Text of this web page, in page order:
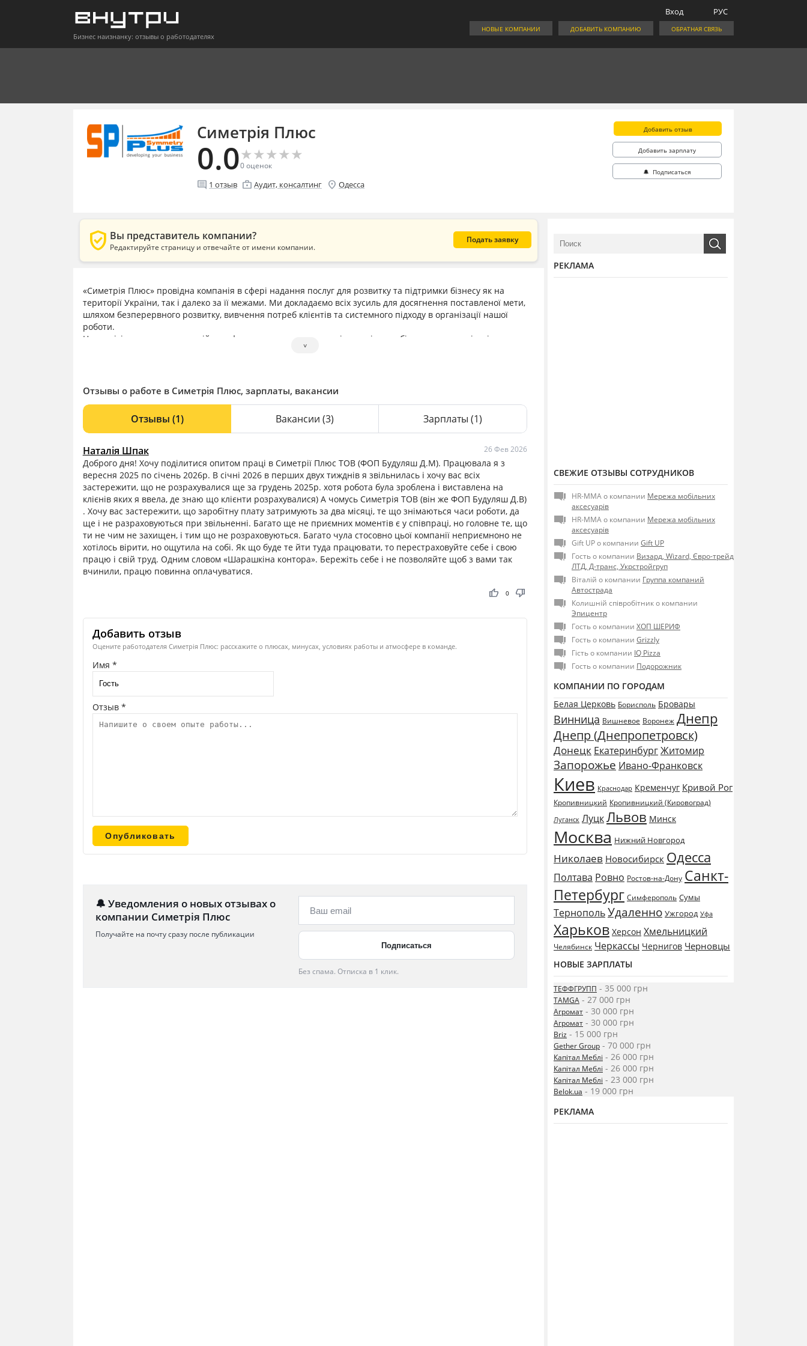
Бизнес наизнанку: отзывы о работодателях
РУС
Вход
ОБРАТНАЯ СВЯЗЬ
ДОБАВИТЬ КОМПАНИЮ
НОВЫЕ КОМПАНИИ
Симетрія Плюс
0.0★
★★
★★
★★
★★
★
0оценок
comment 1 отзыв enterprise Аудит, консалтинг location_on Одесса
Добавить отзыв
Добавить зарплату
🔔 Подписаться
verified_user Вы представитель компании?
Редактируйте страницу и отвечайте от имени компании.
Подать заявку
«Симетрія Плюс» провідна компанія в сфері надання послуг для розвитку та підтримки бізнесу як на
території України, так і далеко за її межами. Ми докладаємо всіх зусиль для досягнення поставленої мети,
шляхом безперервного розвитку, вивчення потреб клієнтів та системного підходу в організації нашої
роботи.
Наша місія — створення надійного фундаменту для розвитку і процвітання бізнесу наших клієнтів,
шляхом впровадження сучасних та ефективних бізнес-рішень.
реалізувати безліч цікавих проектів.
˅
Отзывы о работе в Симетрія Плюс, зарплаты, вакансии
Отзывы (1) Вакансии (3) Зарплаты (1)
Наталія Шпак 26 Фев 2026
Доброго дня! Хочу поділитися опитом праці в Симетрії Плюс ТОВ (ФОП Будуляш Д.М). Працювала я з
вересня 2025 по січень 2026р. В січні 2026 в перших двух тижднів я звільнилась і хочу вас всіх
застережити, що не розрахувалися ще за грудень 2025р. хотя робота була зроблена і виставлена на
клієнів яких я ввела, де знаю що клієнти розрахувалися) А чомусь Симетрія ТОВ (він же ФОП Будуляш Д.В)
. Хочу вас застережити, що заробітну плату затримують за два місяці, те що знімаються часи роботи, да
ще і не разраховуються при звільненні. Багато ще не приємних моментів є у співпраці, но головне те, що
ти не чим не захищен, і тим що не розраховуються. Багато чула стосовно цьої компанії неприємноно не
хотілось вірити, но ощутила на собі. Як що буде те йти туда працювати, то перестраховуйте себе і свою
працю і свій труд. Одним словом «Шарашкіна контора». Бережіть себе і не позволяйте щоб з вами так
вчинили, працю повинна оплачуватися.
thumb_up thumb_down
0
Добавить отзыв
Оцените работодателя Симетрія Плюс: расскажите о плюсах, минусах, условиях работы и атмосфере в команде.
Имя *
Отзыв *
🔔 Уведомления о новых отзывах о
компании Симетрія Плюс
Получайте на почту сразу после публикации
Без спама. Отписка в 1 клик.
РЕКЛАМА
СВЕЖИЕ ОТЗЫВЫ СОТРУДНИКОВ
HR-MMA о компании Мережа мобільних
аксесуарів
HR-MMA о компании Мережа мобільних
аксесуарів
Gift UP о компании Gift UP
Гость о компании Визард, Wizard, Євро-трейд
ЛТД, Д-транс, Укрстройгруп
Віталій о компании Группа компаний
Автострада
Колишній співробітник о компании
Эпицентр
Гость о компании ХОП ШЕРИФ
Гость о компании Grizzly
Гість о компании IQ Pizza
Гость о компании Подорожник
КОМПАНИИ ПО ГОРОДАМ
Белая Церковь Борисполь Бровары
Винница Вишневое Воронеж Днепр
Днепр (Днепропетровск)
Донецк ЕкатеринбургЖитомир
Запорожье Ивано-Франковск
Киев Краснодар Кременчуг Кривой Рог
Кропивницкий Кропивницкий (Кировоград)
Луганск ЛуцкЛьвов Минск
Москва Нижний Новгород
Николаев Новосибирск Одесса
Полтава Ровно Ростов-на-Дону Санкт-
Петербург Симферополь Сумы
ТернопольУдаленно Ужгород Уфа
Харьков Херсон Хмельницкий
Челябинск Черкассы Чернигов Черновцы
НОВЫЕ ЗАРПЛАТЫ
ТЕФФГРУПП - 35 000 грн
TAMGA - 27 000 грн
Агромат - 30 000 грн
Агромат - 30 000 грн
Briz - 15 000 грн
Gether Group - 70 000 грн
Капітал Меблі - 26 000 грн
Капітал Меблі - 26 000 грн
Капітал Меблі - 23 000 грн
Belok.ua - 19 000 грн
РЕКЛАМА